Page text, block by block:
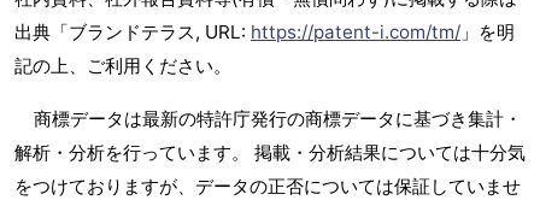
出典「ブランドテラス, URL: https://patent-i.com/tm/ 」を明
記の上、ご利用ください。
商標データは最新の特許庁発行の商標データに基づき集計・
解析・分析を行っています。 掲載・分析結果については十分気
をつけておりますが、データの正否については保証していませ